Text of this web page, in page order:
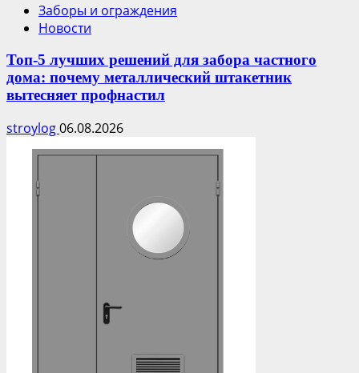
Заборы и ограждения
Новости
Топ-5 лучших решений для забора частного
дома: почему металлический штакетник
вытесняет профнастил
stroylog06.08.2026